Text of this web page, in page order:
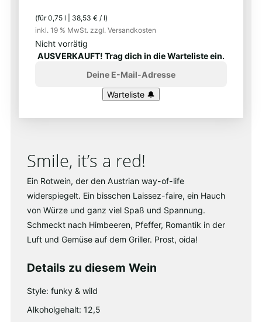
(für0,75 l 38,53 € / l)
inkl. 19 % MwSt. zzgl. Versandkosten
Nicht vorrätig
AUSVERKAUFT! Trag dich in die Warteliste ein.
Smile, it’s a red!
Ein Rotwein, der den Austrian way-of-life
widerspiegelt. Ein bisschen Laissez-faire, ein Hauch
von Würze und ganz viel Spaß und Spannung.
Schmeckt nach Himbeeren, Pfeffer, Romantik in der
Luft und Gemüse auf dem Griller. Prost, oida!
Details zu diesem Wein
Style: funky & wild
Alkoholgehalt: 12,5